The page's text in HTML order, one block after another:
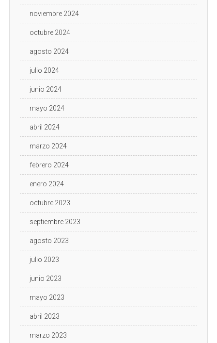
noviembre 2024
octubre 2024
agosto 2024
julio 2024
junio 2024
mayo 2024
abril 2024
marzo 2024
febrero 2024
enero 2024
octubre 2023
septiembre 2023
agosto 2023
julio 2023
junio 2023
mayo 2023
abril 2023
marzo 2023